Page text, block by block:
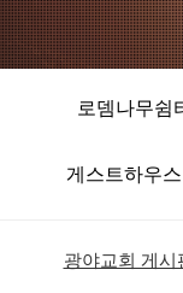
로뎀나무쉼
게스트하우스
광야교회 게시